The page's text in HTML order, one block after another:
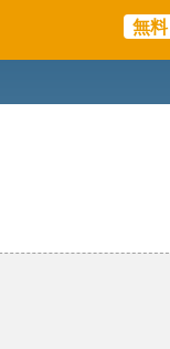
無料